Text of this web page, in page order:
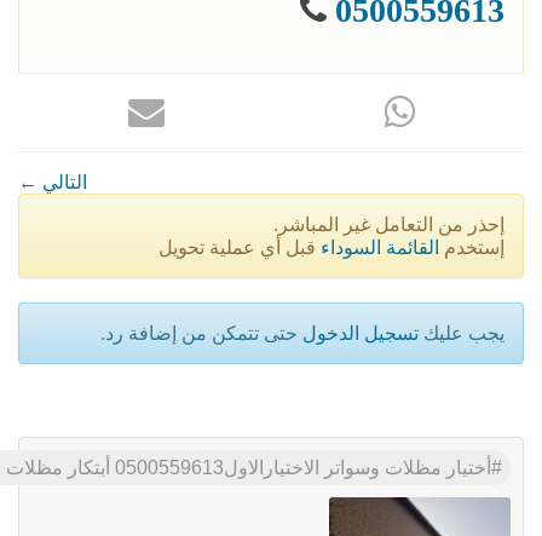
0500559613
← التالي
إحذر من التعامل غير المباشر.
إستخدم القائمة السوداء قبل أي عملية تحويل
يجب عليك تسجيل الدخول حتى تتمكن من إضافة رد.
أختيار مظلات وسواتر الاختيارالاول0500559613 أبتكار مظلات سيارات سواتر أبتكـار ظل السيارات:مظلات الاختيار الاول- الرياض-التخصصي-حي النخيل114996351